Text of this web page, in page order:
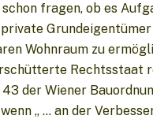
fragen, ob es
Wohnraum zu
Rechtsstaat
der Wiener
„ … an der